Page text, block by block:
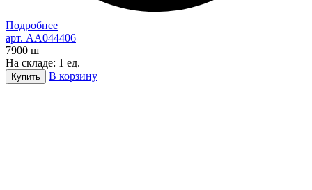
Подробнее
арт. AA044406
7900 ш
На складе: 1 ед.
Купить В корзину